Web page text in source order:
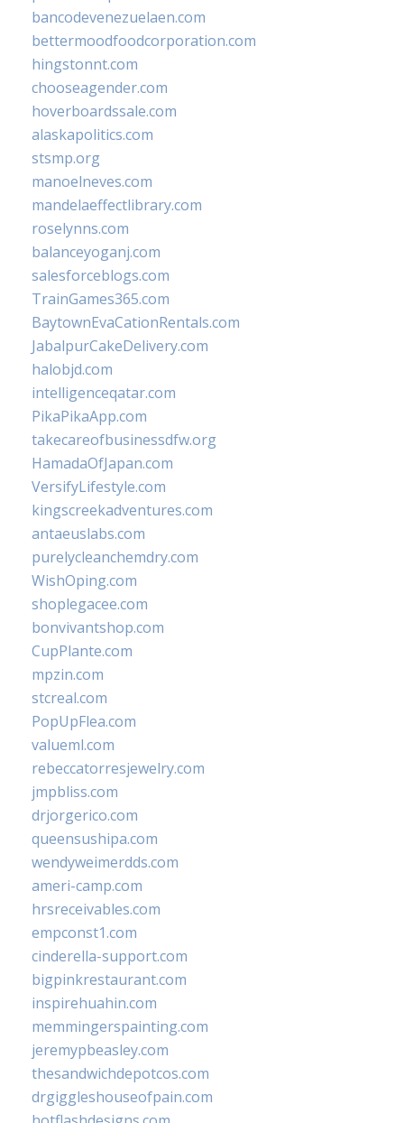
bancodevenezuelaen.com
bettermoodfoodcorporation.com
hingstonnt.com
chooseagender.com
hoverboardssale.com
alaskapolitics.com
stsmp.org
manoelneves.com
mandelaeffectlibrary.com
roselynns.com
balanceyoganj.com
salesforceblogs.com
TrainGames365.com
BaytownEvaCationRentals.com
JabalpurCakeDelivery.com
halobjd.com
intelligenceqatar.com
PikaPikaApp.com
takecareofbusinessdfw.org
HamadaOfJapan.com
VersifyLifestyle.com
kingscreekadventures.com
antaeuslabs.com
purelycleanchemdry.com
WishOping.com
shoplegacee.com
bonvivantshop.com
CupPlante.com
mpzin.com
stcreal.com
PopUpFlea.com
valueml.com
rebeccatorresjewelry.com
jmpbliss.com
drjorgerico.com
queensushipa.com
wendyweimerdds.com
ameri-camp.com
hrsreceivables.com
empconst1.com
cinderella-support.com
bigpinkrestaurant.com
inspirehuahin.com
memmingerspainting.com
jeremypbeasley.com
thesandwichdepotcos.com
drgiggleshouseofpain.com